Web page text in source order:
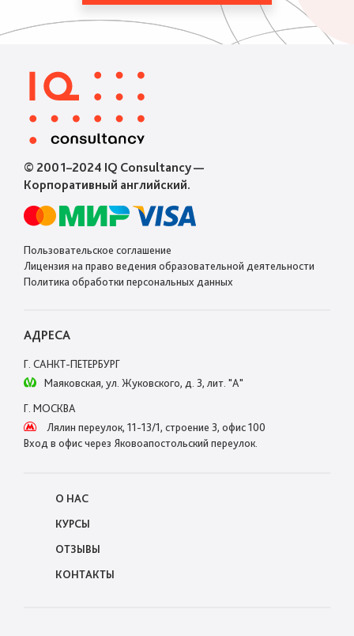
© 2001–2024 IQ Consultancy —
Корпоративный английский.
Пользовательское соглашение
Лицензия на право ведения образовательной деятельности
Политика обработки персональных данных
АДРЕСА
Г. САНКТ-ПЕТЕРБУРГ
Маяковская, ул. Жуковского, д. 3, лит. "А"
Г. МОСКВА
Лялин переулок, 11-13/1, строение 3, офис 100
Вход в офис через Яковоапостольский переулок.
О НАС
КУРСЫ
ОТЗЫВЫ
КОНТАКТЫ